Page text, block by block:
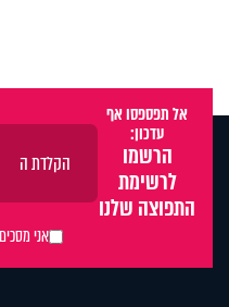
אל תפספסו אף
עדכון:
הרשמו
לרשימת
התפוצה שלנו
אני מסכים